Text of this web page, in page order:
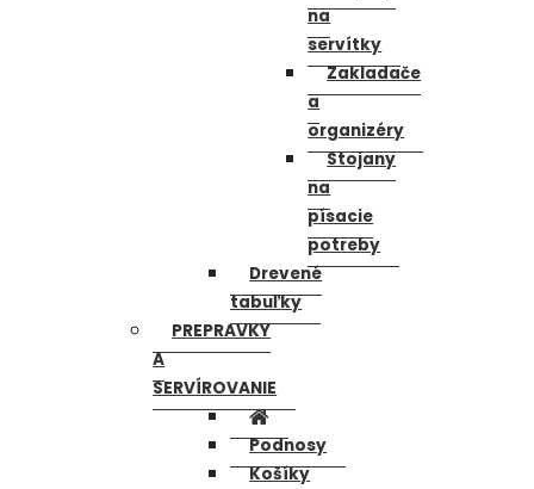
na
servítky
Zakladače
a
organizéry
Stojany
na
písacie
potreby
Drevené
tabuľky
PREPRAVKY
A
SERVÍROVANIE
Podnosy
Košíky